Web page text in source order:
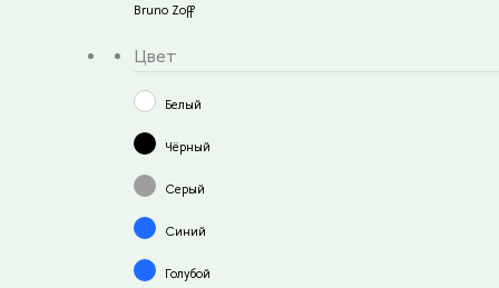
Bruno Zoff
Цвет
Белый
Чёрный
Серый
Синий
Голубой